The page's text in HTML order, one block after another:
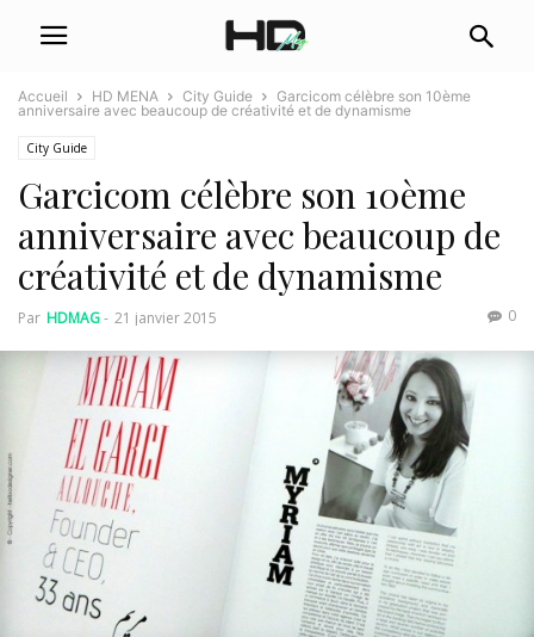
Accueil HD MENA City Guide
Garcicom célèbre son 10ème
anniversaire avec beaucoup de créativité et de dynamisme
City Guide
Garcicom célèbre son 10ème
anniversaire avec beaucoup de
créativité et de dynamisme
Par HDMAG- 21 janvier 2015 0